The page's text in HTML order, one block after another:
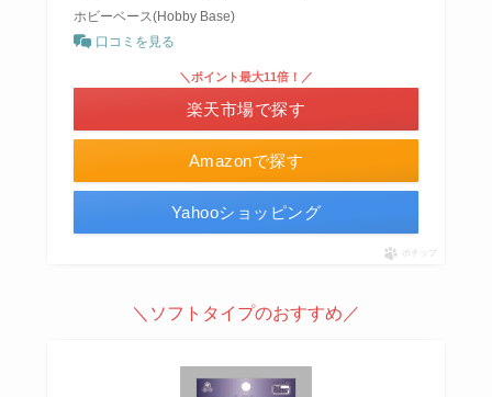
ホビーベース(Hobby Base)
口コミを見る
Amazonで探す
＼ポイント最大11倍！／
楽天市場で探す
Yahooショッピング
ポチップ
＼ソフトタイプのおすすめ／